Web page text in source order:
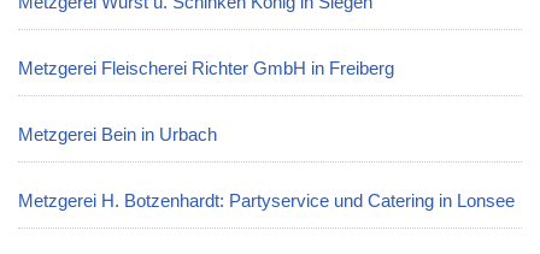
Metzgerei Fleischerei Richter GmbH in Freiberg
Metzgerei Bein in Urbach
Metzgerei H. Botzenhardt: Partyservice und Catering in Lonsee